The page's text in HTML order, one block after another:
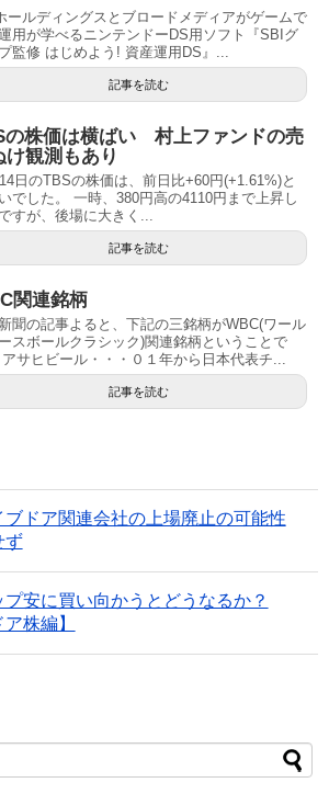
ールディングスとブロードメディアがゲームで
用が学べるニンテンドーDS用ソフト『SBIグ
監修 はじめよう! 資産運用DS』...
記事を読む
の株価は横ばい 村上ファンドの売
け観測もあり
日のTBSの株価は、前日比+60円(+1.61%)と
でした。 一時、380円高の4110円まで上昇し
すが、後場に大きく...
記事を読む
関連銘柄
聞の記事よると、下記の三銘柄がWBC(ワール
スボールクラシック)関連銘柄ということで
サヒビール・・・０１年から日本代表チ...
記事を読む
ブドア関連会社の上場廃止の可能性
ず
安に買い向かうとどうなるか？
株編】